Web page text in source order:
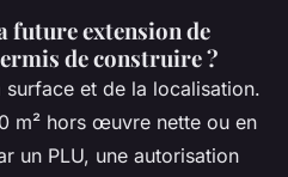
future extension de
de construire ?
et de la localisation.
m² hors œuvre nette ou en
un PLU, une autorisation